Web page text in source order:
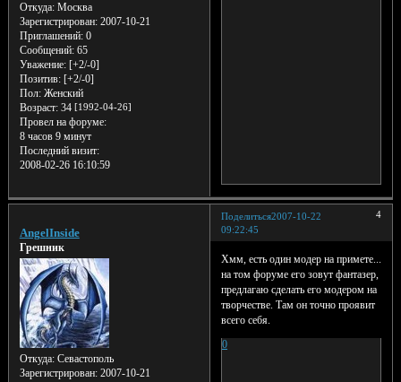
Откуда:Москва
Зарегистрирован: 2007-10-21
Приглашений:0
Сообщений:65
Уважение: [+2/-0]
Позитив: [+2/-0]
Пол:Женский
Возраст:34 [1992-04-26]
Провел на форуме:
8 часов 9 минут
Последний визит:
2008-02-26 16:10:59
Поделиться 4
2007-10-22
09:22:45
AngelInside
Грешник
Откуда:Севастополь
Зарегистрирован: 2007-10-21
Хмм, есть один модер на примете...
на том форуме его зовут фантазер,
предлагаю сделать его модером на
творчестве. Там он точно проявит
всего себя.
0